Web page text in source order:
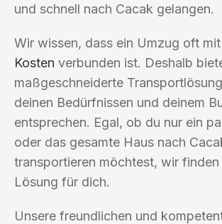
und schnell nach Cacak gelangen.
Wir wissen, dass ein Umzug oft
Kosten verbunden ist. Deshalb
maßgeschneiderte
deinen Bedürfnissen und deinem
entsprechen. Egal, ob du nur ein
oder das gesamte Haus nach
transportieren möchtest, wir
Lösung für dich.
Unsere freundlichen und